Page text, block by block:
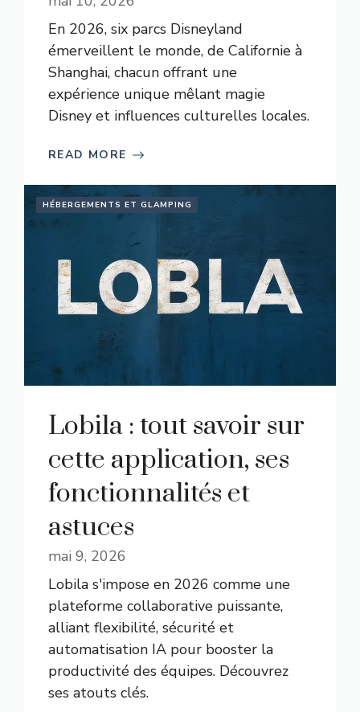
En 2026, six parcs Disneyland
émerveillent le monde, de Californie à
Shanghai, chacun offrant une
expérience unique mêlant magie
Disney et influences culturelles locales.
READ MORE
HÉBERGEMENTS ET GLAMPING
Lobila : tout savoir sur
cette application, ses
fonctionnalités et
astuces
mai 9, 2026
Lobila s'impose en 2026 comme une
plateforme collaborative puissante,
alliant flexibilité, sécurité et
automatisation IA pour booster la
productivité des équipes. Découvrez
ses atouts clés.